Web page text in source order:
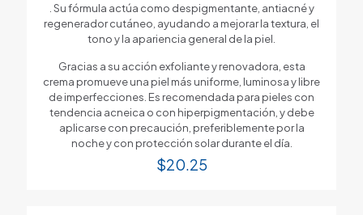
. Su fórmula actúa como despigmentante, antiacné y
regenerador cutáneo, ayudando a mejorar la textura, el
tono y la apariencia general de la piel.
Gracias a su acción exfoliante y renovadora, esta
crema promueve una piel más uniforme, luminosa y libre
de imperfecciones. Es recomendada para pieles con
tendencia acneica o con hiperpigmentación, y debe
aplicarse con precaución, preferiblemente por la
noche y con protección solar durante el día.
$20.25